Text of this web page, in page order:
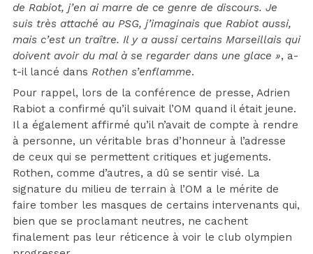
de Rabiot, j’en ai marre de ce genre de discours. Je
suis très attaché au PSG, j’imaginais que Rabiot aussi,
mais c’est un traître. Il y a aussi certains Marseillais qui
doivent avoir du mal à se regarder dans une glace », a-
t-il lancé dans Rothen s’enflamme.
Pour rappel, lors de la conférence de presse, Adrien
Rabiot a confirmé qu’il suivait l’OM quand il était jeune.
Il a également affirmé qu’il n’avait de compte à rendre
à personne, un véritable bras d’honneur à l’adresse
de ceux qui se permettent critiques et jugements.
Rothen, comme d’autres, a dû se sentir visé. La
signature du milieu de terrain à l’OM a le mérite de
faire tomber les masques de certains intervenants qui,
bien que se proclamant neutres, ne cachent
finalement pas leur réticence à voir le club olympien